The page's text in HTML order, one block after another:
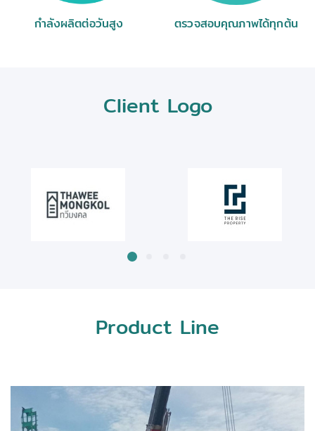
กำลังผลิตต่อวันสูง ตรวจสอบคุณภาพได้ทุกต้น
Client Logo
Product Line